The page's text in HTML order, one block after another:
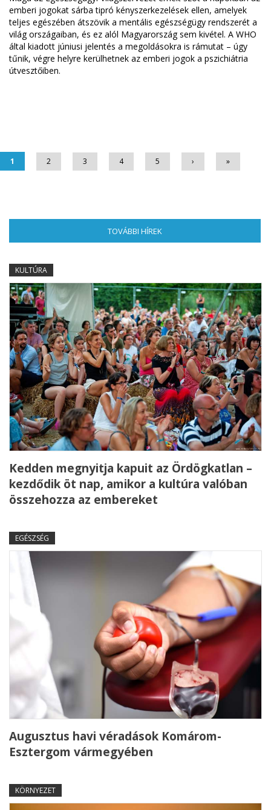
emberi jogokat sárba tipró kényszerkezelések ellen, amelyek
teljes egészében átszövik a mentális egészségügy rendszerét a
világ országaiban, és ez alól Magyarország sem kivétel. A WHO
által kiadott júniusi jelentés a megoldásokra is rámutat – úgy
tűnik, végre helyre kerülhetnek az emberi jogok a pszichiátria
útvesztőiben.
1 2 3 4 5 › »
TOVÁBBI HÍREK
KULTÚRA
Kedden megnyitja kapuit az Ördögkatlan –
kezdődik öt nap, amikor a kultúra valóban
összehozza az embereket
EGÉSZSÉG
Augusztus havi véradások Komárom-
Esztergom vármegyében
KÖRNYEZET